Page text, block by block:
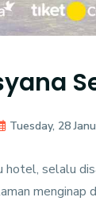
Tuesday, 28
hotel, selalu
menginap